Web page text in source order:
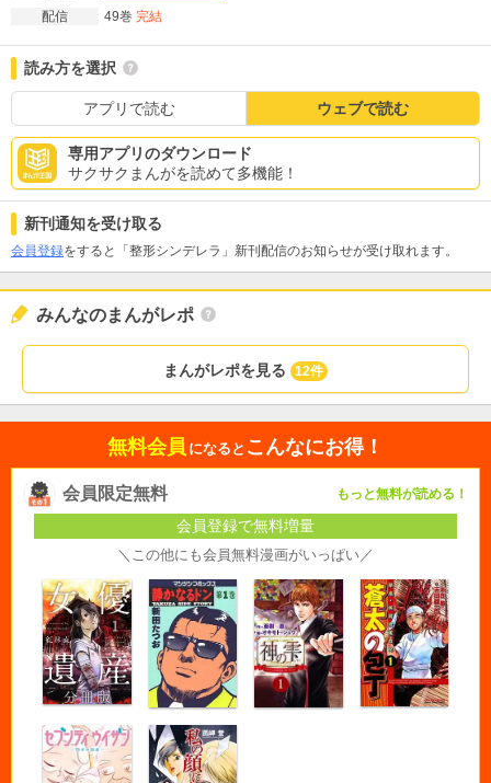
配信
49巻 完結
読み方を選択
アプリで読む ウェブで読む
専用アプリのダウンロード
サクサクまんがを読めて多機能！
新刊通知を受け取る
会員登録をすると「整形シンデレラ」新刊配信のお知らせが受け取れます。
みんなのまんがレポ
まんがレポを見る 12件
無料会員 になると こんなにお得！
会員限定無料 もっと無料が読める！
会員登録で無料増量
＼この他にも会員無料漫画がいっぱい／